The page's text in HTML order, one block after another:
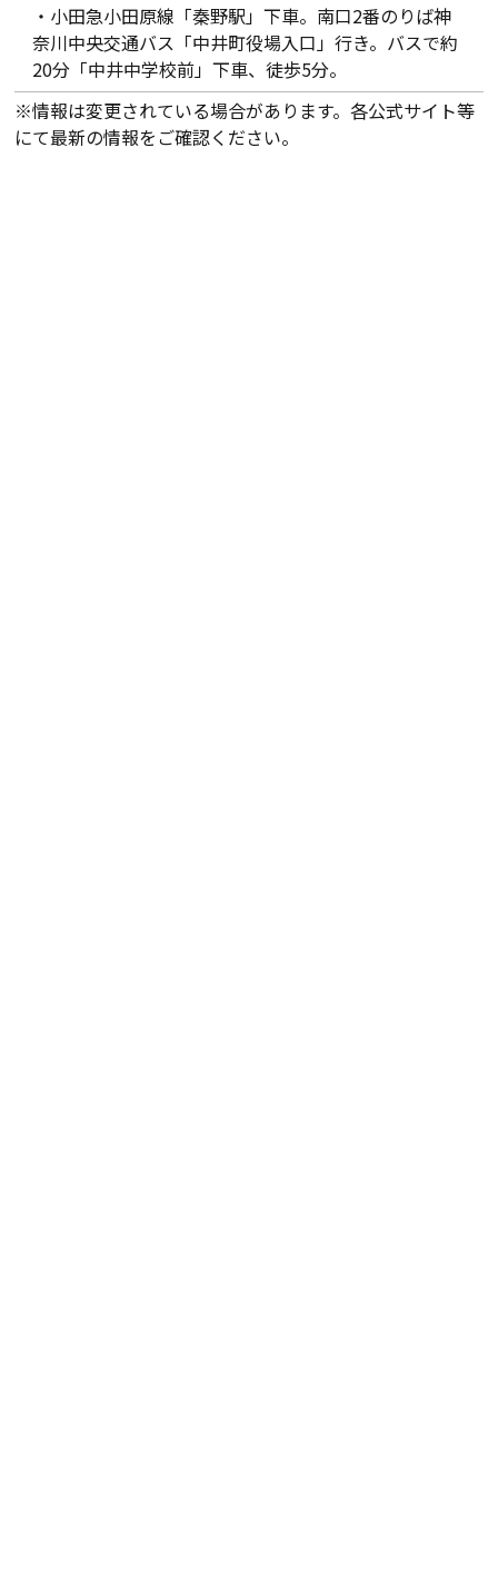
・小田急小田原線「秦野駅」下車。南口2番のりば神
奈川中央交通バス「中井町役場入口」行き。バスで約
20分「中井中学校前」下車、徒歩5分。
※情報は変更されている場合があります。各公式サイト等
にて最新の情報をご確認ください。